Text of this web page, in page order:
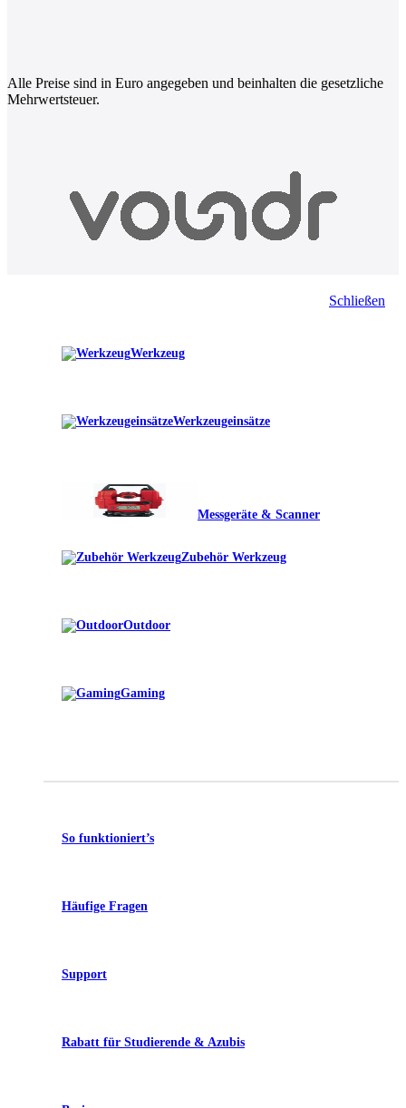
Alle Preise sind in Euro angegeben und beinhalten die gesetzliche
Mehrwertsteuer.
Schließen
Werkzeug
Werkzeugeinsätze
Messgeräte & Scanner
Zubehör Werkzeug
Outdoor
Gaming
So funktioniert’s
Häufige Fragen
Support
Rabatt für Studierende & Azubis